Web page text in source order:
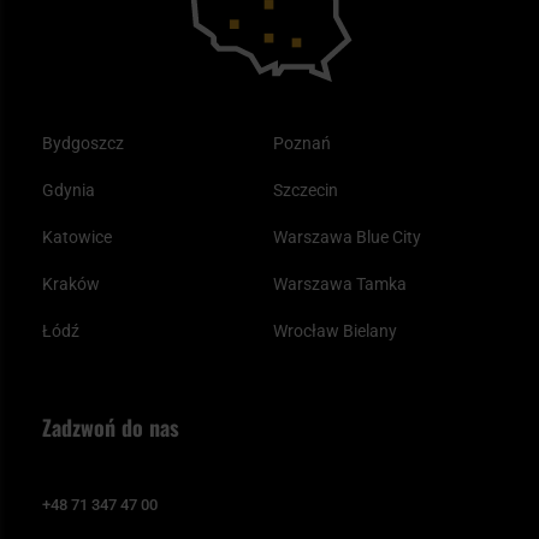
Bydgoszcz
Gdynia
Katowice
Kraków
Łódź
Poznań
Szczecin
Warszawa Blue City
Warszawa Tamka
Wrocław Bielany
Zadzwoń do nas
+48 71 347 47 00